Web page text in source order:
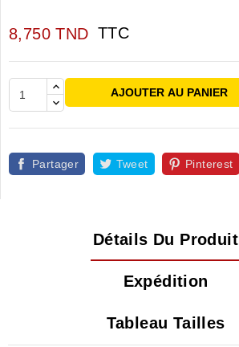
8,750 TND TTC
AJOUTER AU PANIER
Partager Tweet Pinterest
Détails Du Produit
Expédition
Tableau Tailles